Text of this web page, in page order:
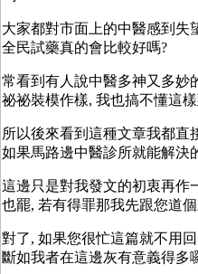
大家都對市面上的中醫感到失
全民試藥真的會比較好嗎?
常看到有人說中醫多神又多妙
祕祕裝模作樣, 我也搞不懂這
所以後來看到這種文章我都直
如果馬路邊中醫診所就能解決
這邊只是對我發文的初衷再作
也罷, 若有得罪那我先跟您道
對了, 如果您很忙這篇就不用
斷如我者在這邊灰有意義得多